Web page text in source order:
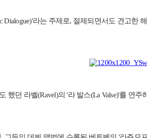
Dialogue)'라는 주제로, 절제되면서도 견고
던 라벨(Ravel)의 '라 발스(La Valse)'를 연